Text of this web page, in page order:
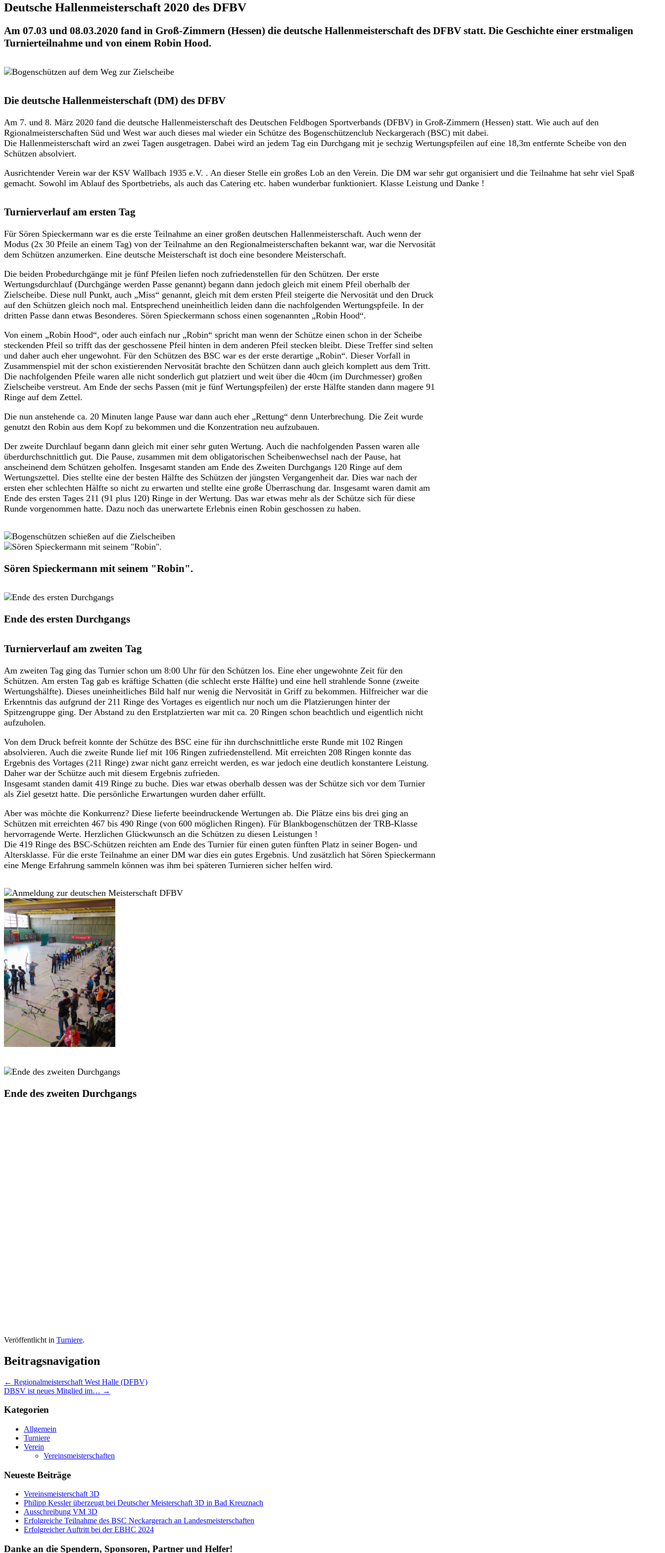
Deutsche Hallenmeisterschaft 2020 des DFBV
Am 07.03 und 08.03.2020 fand in Groß-Zimmern (Hessen) die deutsche Hallenmeisterschaft des DFBV statt. Die Geschichte einer erstmaligen
Turnierteilnahme und von einem Robin Hood.
Die deutsche Hallenmeisterschaft (DM) des DFBV
Am 7. und 8. März 2020 fand die deutsche Hallenmeisterschaft des Deutschen Feldbogen Sportverbands (DFBV) in Groß-Zimmern (Hessen) statt. Wie auch auf den
Rgionalmeisterschaften Süd und West war auch dieses mal wieder ein Schütze des Bogenschützenclub Neckargerach (BSC) mit dabei.
Die Hallenmeisterschaft wird an zwei Tagen ausgetragen. Dabei wird an jedem Tag ein Durchgang mit je sechzig Wertungspfeilen auf eine 18,3m entfernte Scheibe von den
Schützen absolviert.
Ausrichtender Verein war der KSV Wallbach 1935 e.V. . An dieser Stelle ein großes Lob an den Verein. Die DM war sehr gut organisiert und die Teilnahme hat sehr viel Spaß
gemacht. Sowohl im Ablauf des Sportbetriebs, als auch das Catering etc. haben wunderbar funktioniert. Klasse Leistung und Danke !
Turnierverlauf am ersten Tag
Für Sören Spieckermann war es die erste Teilnahme an einer großen deutschen Hallenmeisterschaft. Auch wenn der
Modus (2x 30 Pfeile an einem Tag) von der Teilnahme an den Regionalmeisterschaften bekannt war, war die Nervosität
dem Schützen anzumerken. Eine deutsche Meisterschaft ist doch eine besondere Meisterschaft.
Die beiden Probedurchgänge mit je fünf Pfeilen liefen noch zufriedenstellen für den Schützen. Der erste
Wertungsdurchlauf (Durchgänge werden Passe genannt) begann dann jedoch gleich mit einem Pfeil oberhalb der
Zielscheibe. Diese null Punkt, auch „Miss“ genannt, gleich mit dem ersten Pfeil steigerte die Nervosität und den Druck
auf den Schützen gleich noch mal. Entsprechend uneinheitlich leiden dann die nachfolgenden Wertungspfeile. In der
dritten Passe dann etwas Besonderes. Sören Spieckermann schoss einen sogenannten „Robin Hood“.
Von einem „Robin Hood“, oder auch einfach nur „Robin“ spricht man wenn der Schütze einen schon in der Scheibe
steckenden Pfeil so trifft das der geschossene Pfeil hinten in dem anderen Pfeil stecken bleibt. Diese Treffer sind selten
und daher auch eher ungewohnt. Für den Schützen des BSC war es der erste derartige „Robin“. Dieser Vorfall in
Zusammenspiel mit der schon existierenden Nervosität brachte den Schützen dann auch gleich komplett aus dem Tritt.
Die nachfolgenden Pfeile waren alle nicht sonderlich gut platziert und weit über die 40cm (im Durchmesser) großen
Zielscheibe verstreut. Am Ende der sechs Passen (mit je fünf Wertungspfeilen) der erste Hälfte standen dann magere 91
Ringe auf dem Zettel.
Die nun anstehende ca. 20 Minuten lange Pause war dann auch eher „Rettung“ denn Unterbrechung. Die Zeit wurde
genutzt den Robin aus dem Kopf zu bekommen und die Konzentration neu aufzubauen.
Der zweite Durchlauf begann dann gleich mit einer sehr guten Wertung. Auch die nachfolgenden Passen waren alle
überdurchschnittlich gut. Die Pause, zusammen mit dem obligatorischen Scheibenwechsel nach der Pause, hat
anscheinend dem Schützen geholfen. Insgesamt standen am Ende des Zweiten Durchgangs 120 Ringe auf dem
Wertungszettel. Dies stellte eine der besten Hälfte des Schützen der jüngsten Vergangenheit dar. Dies war nach der
ersten eher schlechten Hälfte so nicht zu erwarten und stellte eine große Überraschung dar. Insgesamt waren damit am
Ende des ersten Tages 211 (91 plus 120) Ringe in der Wertung. Das war etwas mehr als der Schütze sich für diese
Runde vorgenommen hatte. Dazu noch das unerwartete Erlebnis einen Robin geschossen zu haben.
Sören Spieckermann mit seinem "Robin".
Ende des ersten Durchgangs
Turnierverlauf am zweiten Tag
Am zweiten Tag ging das Turnier schon um 8:00 Uhr für den Schützen los. Eine eher ungewohnte Zeit für den
Schützen. Am ersten Tag gab es kräftige Schatten (die schlecht erste Hälfte) und eine hell strahlende Sonne (zweite
Wertungshälfte). Dieses uneinheitliches Bild half nur wenig die Nervosität in Griff zu bekommen. Hilfreicher war die
Erkenntnis das aufgrund der 211 Ringe des Vortages es eigentlich nur noch um die Platzierungen hinter der
Spitzengruppe ging. Der Abstand zu den Erstplatzierten war mit ca. 20 Ringen schon beachtlich und eigentlich nicht
aufzuholen.
Von dem Druck befreit konnte der Schütze des BSC eine für ihn durchschnittliche erste Runde mit 102 Ringen
absolvieren. Auch die zweite Runde lief mit 106 Ringen zufriedenstellend. Mit erreichten 208 Ringen konnte das
Ergebnis des Vortages (211 Ringe) zwar nicht ganz erreicht werden, es war jedoch eine deutlich konstantere Leistung.
Daher war der Schütze auch mit diesem Ergebnis zufrieden.
Insgesamt standen damit 419 Ringe zu buche. Dies war etwas oberhalb dessen was der Schütze sich vor dem Turnier
als Ziel gesetzt hatte. Die persönliche Erwartungen wurden daher erfüllt.
Aber was möchte die Konkurrenz? Diese lieferte beeindruckende Wertungen ab. Die Plätze eins bis drei ging an
Schützen mit erreichten 467 bis 490 Ringe (von 600 möglichen Ringen). Für Blankbogenschützen der TRB-Klasse
hervorragende Werte. Herzlichen Glückwunsch an die Schützen zu diesen Leistungen !
Die 419 Ringe des BSC-Schützen reichten am Ende des Turnier für einen guten fünften Platz in seiner Bogen- und
Altersklasse. Für die erste Teilnahme an einer DM war dies ein gutes Ergebnis. Und zusätzlich hat Sören Spieckermann
eine Menge Erfahrung sammeln können was ihm bei späteren Turnieren sicher helfen wird.
Ende des zweiten Durchgangs
Veröffentlicht in Turniere.
Beitragsnavigation
← Regionalmeisterschaft West Halle (DFBV)
DBSV ist neues Mitglied im… →
Kategorien
Allgemein
Turniere
Verein
Vereinsmeisterschaften
Neueste Beiträge
Vereinsmeisterschaft 3D
Philipp Kessler überzeugt bei Deutscher Meisterschaft 3D in Bad Kreuznach
Ausschreibung VM 3D
Erfolgreiche Teilnahme des BSC Neckargerach an Landesmeisterschaften
Erfolgreicher Auftritt bei der EBHC 2024
Danke an die Spendern, Sponsoren, Partner und Helfer!